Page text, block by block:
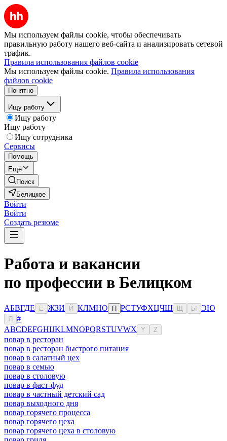
Мы используем файлы cookie, чтобы обеспечивать
правильную работу нашего веб-сайта и анализировать сетевой
трафик.
Правила использования файлов cookie
Мы используем файлы cookie. Правила использования
файлов cookie
Понятно
Ищу работу
Ищу работу
Ищу работу
Ищу сотрудника
Сервисы
Помощь
Ещё
Поиск
Белицкое
Войти
Войти
Создать резюме
Работа и вакансии
по профессии в Белицком
АБВГДЕ Ё ЖЗИ Й КЛМНО П РСТУФХЦЧШ Ы ЭЮ
Я
#
ABCDEFGHIJKLMNOPQRSTUVWX Y Z
повар в ресторан
повар в ресторан быстрого питания
повар в салатный цех
повар в семью
повар в столовую
повар в фаст-фуд
повар в частный детский сад
повар выходного дня
повар горячего процесса
повар горячего цеха
повар горячего цеха в столовую